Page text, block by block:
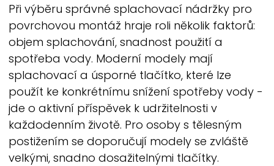
Při výběru správné splachovací nádržky pro
povrchovou montáž hraje roli několik faktorů:
objem splachování, snadnost použití a
spotřeba vody. Moderní modely mají
splachovací a úsporné tlačítko, které lze
použít ke konkrétnímu snížení spotřeby vody -
jde o aktivní příspěvek k udržitelnosti v
každodenním životě. Pro osoby s tělesným
postižením se doporučují modely se zvláště
velkými, snadno dosažitelnými tlačítky.